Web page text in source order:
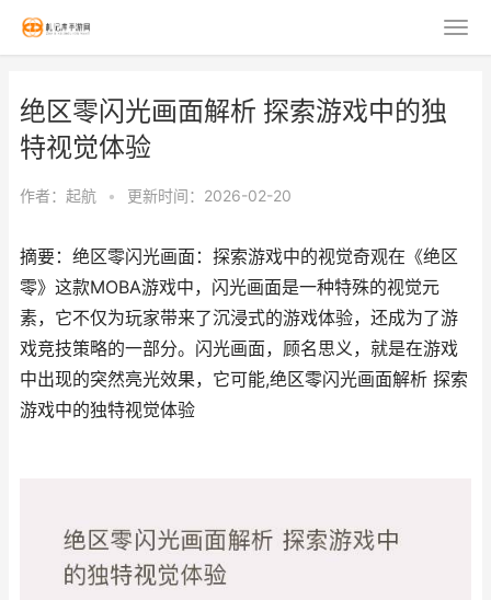
绝区零闪光画面解析 探索游戏中的独
特视觉体验
作者： 起航 • 更新时间：2026-02-20
摘要：绝区零闪光画面：探索游戏中的视觉奇观在《绝区
零》这款MOBA游戏中，闪光画面是一种特殊的视觉元
素，它不仅为玩家带来了沉浸式的游戏体验，还成为了游
戏竞技策略的一部分。闪光画面，顾名思义，就是在游戏
中出现的突然亮光效果，它可能,绝区零闪光画面解析 探索
游戏中的独特视觉体验